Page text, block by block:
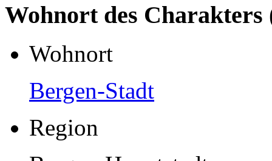
Wohnort des Charakters
Wohnort
Bergen-Stadt
Region